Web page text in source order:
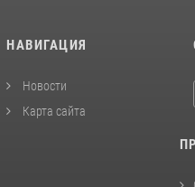
НАВИГАЦИЯ
Новости
Карта сайта